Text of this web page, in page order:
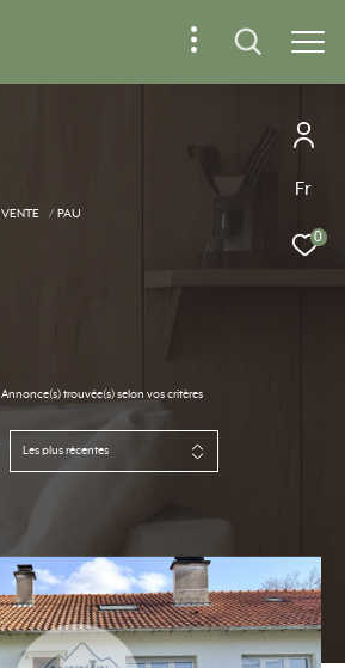
Fr
0
VENTE PAU
Annonce(s) trouvée(s) selon vos critères
Les plus récentes